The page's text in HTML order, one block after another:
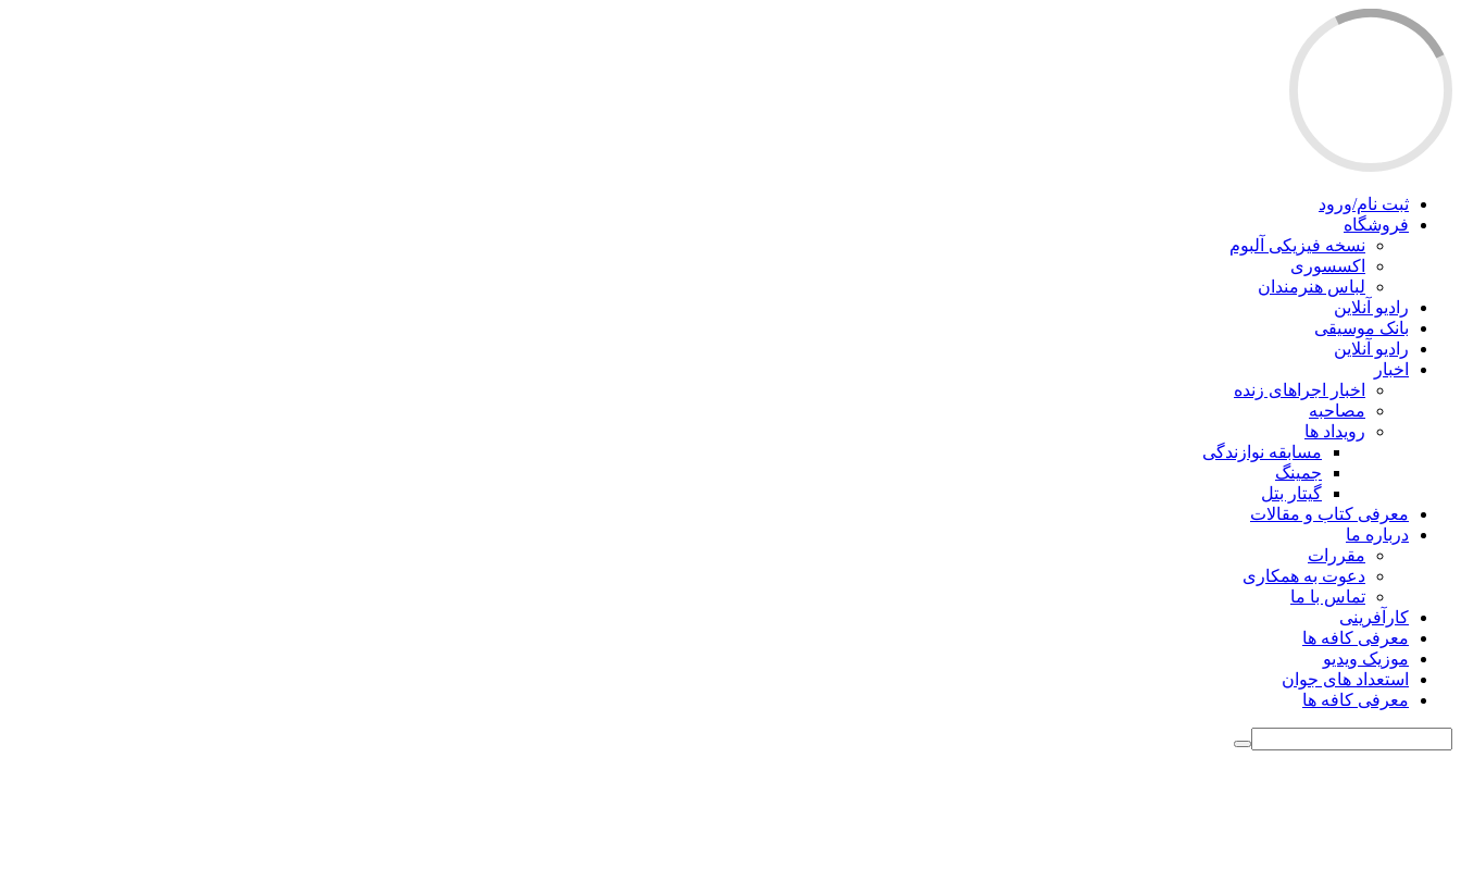
ثبت نام/ورود
فروشگاه
نسخه فیزیکی آلبوم
اکسسوری
لباس هنرمندان
رادیو آنلاین
بانک موسیقی
رادیو آنلاین
اخبار
اخبار اجراهای زنده
مصاحبه
رویداد ها
مسابقه نوازندگی
جمینگ
گیتار بتل
معرفی کتاب و مقالات
درباره ما
مقررات
دعوت به همکاری
تماس با ما
کارآفرینی
معرفی کافه ها
موزیک ویدیو
استعداد های جوان
معرفی کافه ها